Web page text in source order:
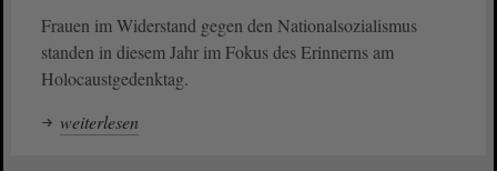
Frauen im Widerstand gegen den Nationalsozialismus
standen in diesem Jahr im Fokus des Erinnerns am
Holocaustgedenktag.
weiterlesen